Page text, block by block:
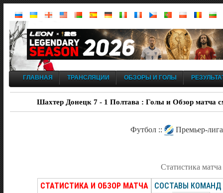
ГЛАВНАЯ ТРАНСЛЯЦИИ ОБЗОРЫ И ГОЛЫ
Шахтер Донецк 7 - 1 Полтава : Голы и Обзор матча
Футбол :: Премьер-
Статистика матча
СТАТИСТИКА И ОБЗОР МАТЧА
СОСТАВЫ КОМАНД